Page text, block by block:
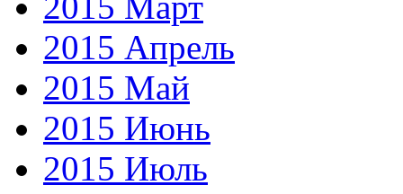
2015 Апрель
2015 Май
2015 Июнь
2015 Июль